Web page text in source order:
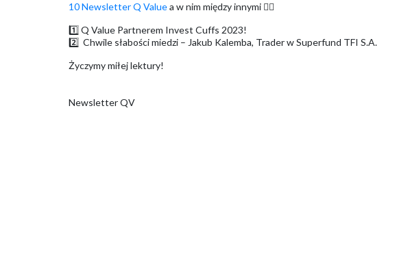
10 Newsletter Q Valuea w nim między innymi 👇🏻
1️⃣ Q Value Partnerem Invest Cuffs 2023!
2️⃣ Chwile słabości miedzi – Jakub Kalemba, Trader w Superfund TFI S.A.
Życzymy miłej lektury!
Newsletter QV